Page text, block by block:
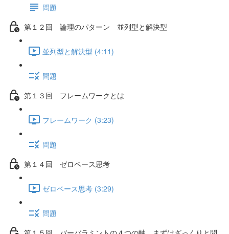
問題
第１２回 論理のパターン 並列型と解決型
並列型と解決型 (4:11)
問題
第１３回 フレームワークとは
フレームワーク (3:23)
問題
第１４回 ゼロベース思考
ゼロベース思考 (3:29)
問題